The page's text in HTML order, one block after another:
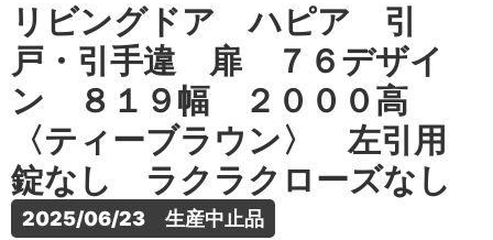
リビングドア ハピア 引
戸・引手違 扉 ７６デザイ
ン ８１９幅 ２０００高
〈ティーブラウン〉 左引用
錠なし ラクラクローズなし
2025/06/23　生産中止品